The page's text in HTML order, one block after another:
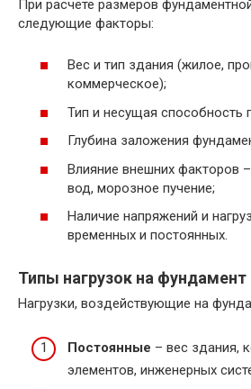
При расчёте размеров
следующие факторы:
Вес и тип здания (жилое,
коммерческое);
Тип и несущая способность
Глубина заложения
Влияние внешних факторов
вод, морозное пучение;
Наличие напряжений и
временных и постоянных.
Типы нагрузок на фундамент
Нагрузки, воздействующие на
Постоянные – вес здания,
элементов, инженерных